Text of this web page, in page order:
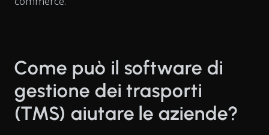
Come può il software di
gestione dei trasporti
(TMS) aiutare le aziende?